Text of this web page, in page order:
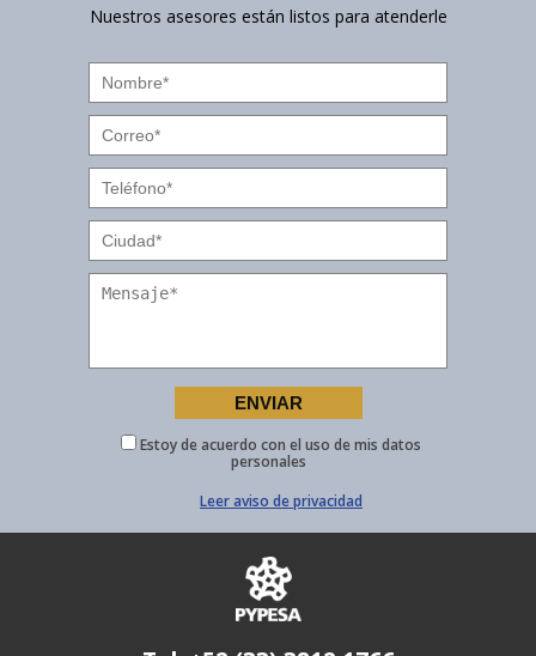
Nuestros asesores están listos para atenderle
Estoy de acuerdo con el uso de mis datos
personales
Leer aviso de privacidad